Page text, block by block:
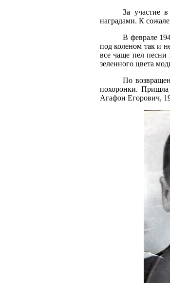
За участие
наградами. К
В феврале
под коленом так и
все чаще пел
зеленного цвета
По
похоронки.
Агафон Егорович,